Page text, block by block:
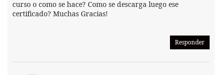
curso o como se hace? Como se descarga luego ese
certificado? Muchas Gracias!
Responder